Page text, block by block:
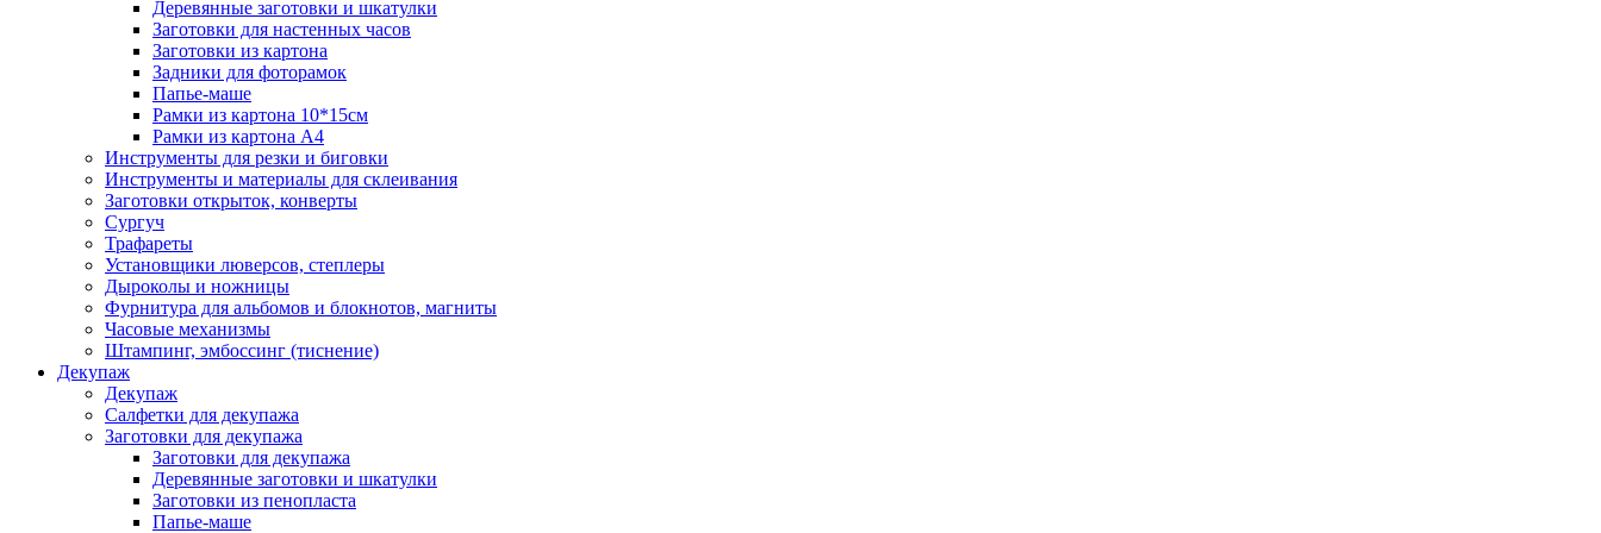
Деревянные заготовки и шкатулки
Заготовки для настенных часов
Заготовки из картона
Задники для фоторамок
Папье-маше
Рамки из картона 10*15см
Рамки из картона А4
Инструменты для резки и биговки
Инструменты и материалы для склеивания
Заготовки открыток, конверты
Сургуч
Трафареты
Установщики люверсов, степлеры
Дыроколы и ножницы
Фурнитура для альбомов и блокнотов, магниты
Часовые механизмы
Штампинг, эмбоссинг (тиснение)
Декупаж
Декупаж
Салфетки для декупажа
Заготовки для декупажа
Заготовки для декупажа
Деревянные заготовки и шкатулки
Заготовки из пенопласта
Папье-маше